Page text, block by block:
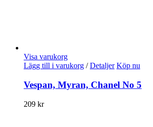
Visa varukorg
Lägg till i varukorg / Detaljer Köp nu
Vespan, Myran, Chanel No 5
209 kr